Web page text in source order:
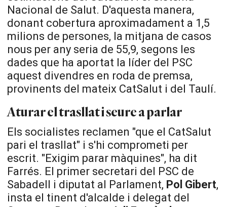
Nacional de Salut. D'aquesta manera,
donant cobertura aproximadament a 1,5
milions de persones, la mitjana de casos
nous per any seria de 55,9, segons les
dades que ha aportat la líder del PSC
aquest divendres en roda de premsa,
provinents del mateix CatSalut i del Taulí.
Aturar el trasllat i seure a parlar
Els socialistes reclamen "que el CatSalut
pari el trasllat" i s'hi comprometi per
escrit. "Exigim parar màquines", ha dit
Farrés. El primer secretari del PSC de
Sabadell i diputat al Parlament, Pol Gibert,
insta el tinent d'alcalde i delegat del